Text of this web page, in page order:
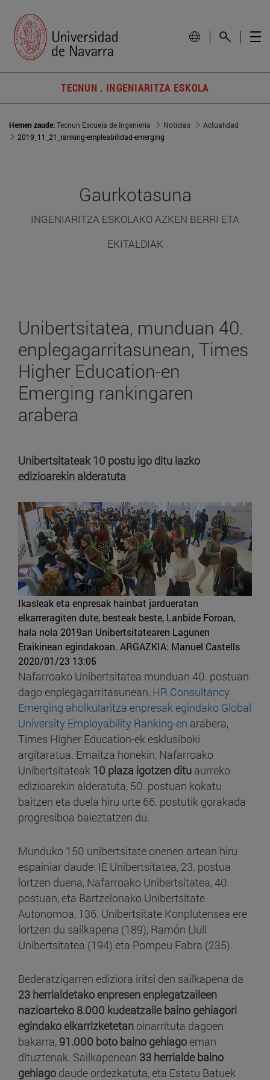
TECNUN . INGENIARITZA ESKOLA
Hemen zaude:Tecnun Escuela de Ingeniería Noticias
Actualidad
2019_11_21_ranking-empleabilidad-emerging
Gaurkotasuna
INGENIARITZA ESKOLAKO AZKEN BERRI ETA
EKITALDIAK
Unibertsitatea, munduan 40.
enplegagarritasunean, Times
Higher Education-en
Emerging rankingaren
arabera
Unibertsitateak 10 postu igo ditu iazko
edizioarekin alderatuta
Ikasleak eta enpresak hainbat jardueratan
elkarreragiten dute, besteak beste, Lanbide Foroan,
hala nola 2019an Unibertsitatearen Lagunen
Eraikinean egindakoan. ARGAZKIA: Manuel Castells
2020/01/23 13:05
Nafarroako Unibertsitatea munduan 40. postuan
dago enplegagarritasunean, HR Consultancy
Emerging aholkularitza enpresak egindako Global
University Employability Ranking-en arabera,
Times Higher Education-ek esklusiboki
argitaratua. Emaitza honekin, Nafarroako
Unibertsitateak 10 plaza igotzen ditu aurreko
edizioarekin alderatuta, 50. postuan kokatu
baitzen eta duela hiru urte 66. postutik gorakada
progresiboa baieztatzen du.
Munduko 150 unibertsitate onenen artean hiru
espainiar daude: IE Unibertsitatea, 23. postua
lortzen duena, Nafarroako Unibertsitatea, 40.
postuan, eta Bartzelonako Unibertsitate
Autonomoa, 136. Unibertsitate Konplutensea ere
lortzen du sailkapena (189), Ramón Llull
Unibertsitatea (194) eta Pompeu Fabra (235).
Bederatzigarren ediziora iritsi den sailkapena da
23 herrialdetako enpresen enplegatzaileen
nazioarteko 8.000 kudeatzaile baino gehiagori
egindako elkarrizketetan oinarrituta dagoen
bakarra, 91.000 boto baino gehiago eman
dituztenak. Sailkapenean 33 herrialde baino
gehiago daude ordezkatuta, eta Estatu Batuek